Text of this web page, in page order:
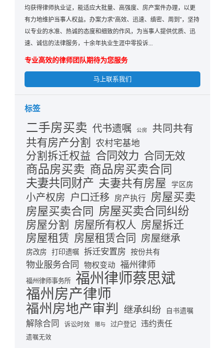
均获得律师执业证，能适应大批量、高强度、房产案件办理，以更
有力地维护当事人权益。办案力求“高效、迅速、缜密、周到”，坚持
以专业的水准、热诚的态度和细致的作风，为当事人提供优质、迅
速、诚信的法律服务，十余年执业生涯中零投诉...
专业高效的律师团队期待为您服务
马上联系我们
标签
二手房买卖 代书遗嘱 公房 共同共有
共有房产分割 农村宅基地
分割拆迁权益 合同效力 合同无效
商品房买卖 商品房买卖合同
夫妻共同财产 夫妻共有房屋 学区房
小产权房 户口迁移 房产执行 房屋买卖
房屋买卖合同 房屋买卖合同纠纷
房屋分割 房屋所有权人 房屋拆迁
房屋租赁 房屋租赁合同 房屋继承
房改房 打印遗嘱 拆迁安置房 按份共有
物业服务合同 物权变动 福州律师
福州律师事务所 福州律师蔡思斌
福州房产律师
福州房地产审判 继承纠纷 自书遗嘱
解除合同 诉讼时效 赠与 过户登记 违约责任
遗嘱无效